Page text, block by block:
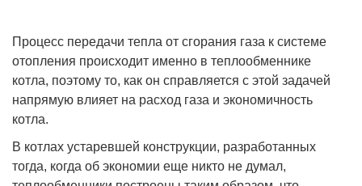
Процесс передачи тепла от сгорания газа к системе
отопления происходит именно в теплообменнике
котла, поэтому то, как он справляется с этой задачей
напрямую влияет на расход газа и экономичность
котла.
В котлах устаревшей конструкции, разработанных
тогда, когда об экономии еще никто не думал,